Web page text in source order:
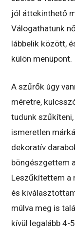
jól áttekinthető
Válogathatunk
lábbelik között,
külön menüpont.
A szűrők úgy
méretre,
tudunk
ismeretlen
dekoratív
böngészgettem
Leszűkítettem a
és
múlva meg is
kívül legalább 4-